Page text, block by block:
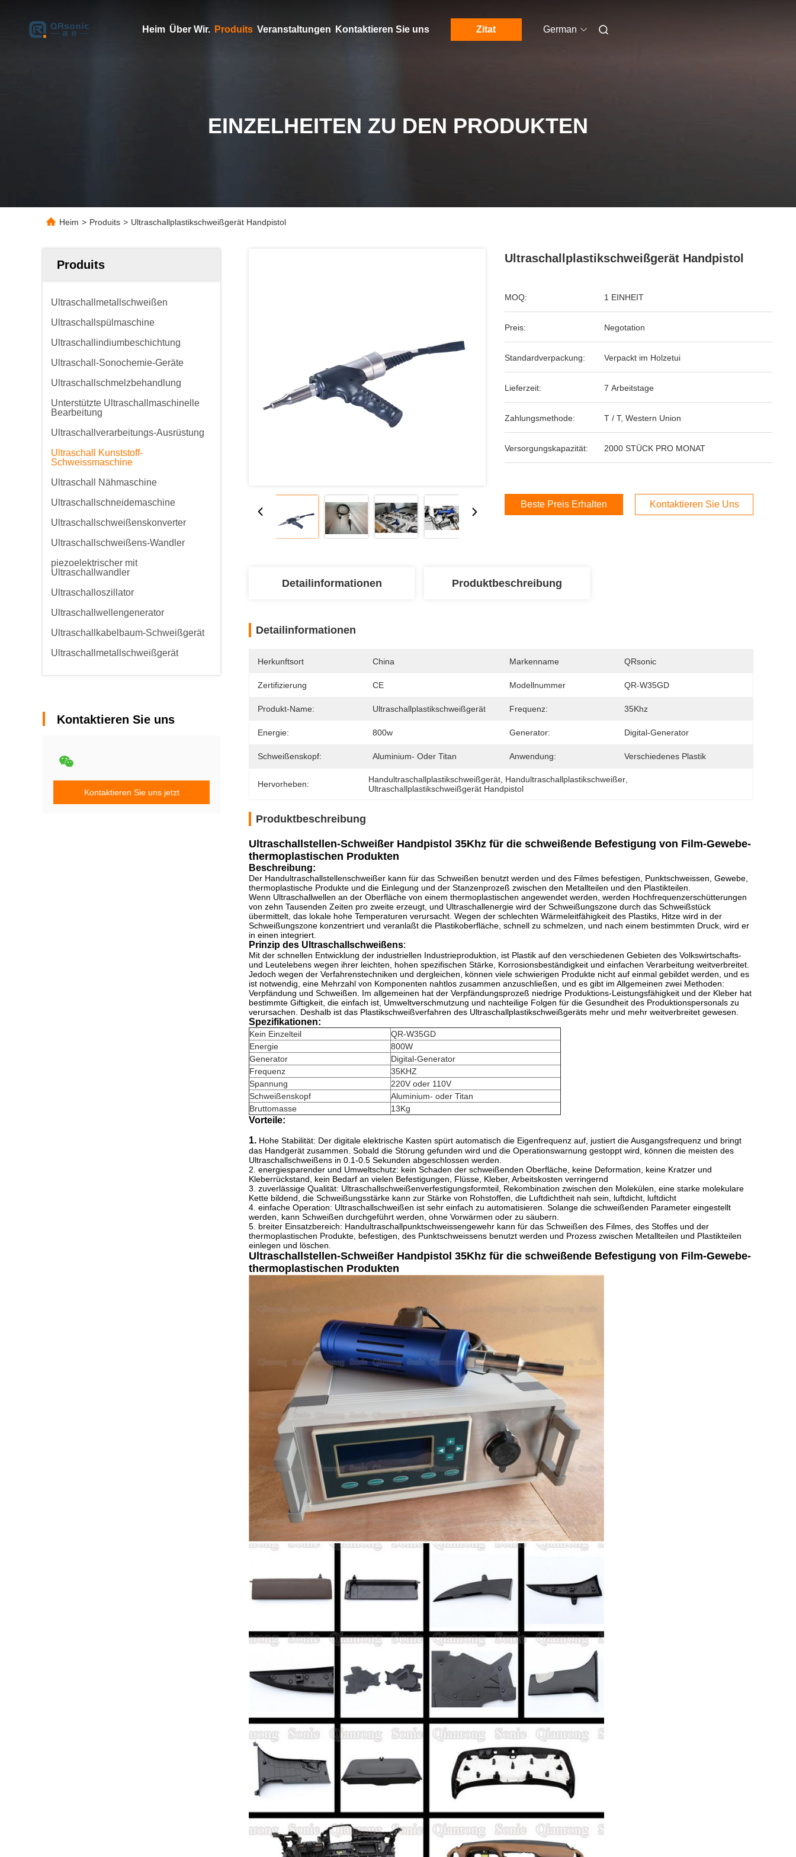
Heim Über Wir. Produits Veranstaltungen Kontaktieren Sie uns Zitat German
EINZELHEITEN ZU DEN PRODUKTEN
Heim > Produits > Ultraschallplastikschweißgerät Handpistol
Produits
Ultraschallmetallschweißen
Ultraschallspülmaschine
Ultraschallindiumbeschichtung
Ultraschall-Sonochemie-Geräte
Ultraschallschmelzbehandlung
Unterstützte Ultraschallmaschinelle
Bearbeitung
Ultraschallverarbeitungs-Ausrüstung
Ultraschall Kunststoff-
Schweissmaschine
Ultraschall Nähmaschine
Ultraschallschneidemaschine
Ultraschallschweißenskonverter
Ultraschallschweißens-Wandler
piezoelektrischer mit
Ultraschallwandler
Ultraschalloszillator
Ultraschallwellengenerator
Ultraschallkabelbaum-Schweißgerät
Ultraschallmetallschweißgerät
Kontaktieren Sie uns
Kontaktieren Sie uns jetzt
Ultraschallplastikschweißgerät Handpistol
MOQ: 1 EINHEIT
Preis: Negotation
Standardverpackung: Verpackt im Holzetui
Lieferzeit: 7 Arbeitstage
Zahlungsmethode: T / T, Western Union
Versorgungskapazität: 2000 STÜCK PRO MONAT
Beste Preis Erhalten Kontaktieren Sie Uns
Detailinformationen Produktbeschreibung
Detailinformationen
Herkunftsort China Markenname QRsonic
Zertifizierung CE Modellnummer QR-W35GD
Produkt-Name: Ultraschallplastikschweißgerät Frequenz: 35Khz
Energie: 800w Generator: Digital-Generator
Schweißenskopf: Aluminium- Oder Titan Anwendung: Verschiedenes Plastik
Hervorheben: Handultraschallplastikschweißgerät Handultraschallplastikschweißer
Ultraschallplastikschweißgerät Handpistol
Produktbeschreibung
Ultraschallstellen-Schweißer Handpistol 35Khz für die schweißende Befestigung von Film-Gewebe-
thermoplastischen Produkten
Beschreibung:
Der Handultraschallstellenschweißer kann für das Schweißen benutzt werden und des Filmes befestigen, Punktschweissen, Gewebe,
thermoplastische Produkte und die Einlegung und der Stanzenprozeß zwischen den Metallteilen und den Plastikteilen.
Wenn Ultraschallwellen an der Oberfläche von einem thermoplastischen angewendet werden, werden Hochfrequenzerschütterungen
von zehn Tausenden Zeiten pro zweite erzeugt, und Ultraschallenergie wird der Schweißungszone durch das Schweißstück
übermittelt, das lokale hohe Temperaturen verursacht. Wegen der schlechten Wärmeleitfähigkeit des Plastiks, Hitze wird in der
Schweißungszone konzentriert und veranlaßt die Plastikoberfläche, schnell zu schmelzen, und nach einem bestimmten Druck, wird er
in einen integriert.
Prinzip des Ultraschallschweißens:
Mit der schnellen Entwicklung der industriellen Industrieproduktion, ist Plastik auf den verschiedenen Gebieten des Volkswirtschafts-
und Leutelebens wegen ihrer leichten, hohen spezifischen Stärke, Korrosionsbeständigkeit und einfachen Verarbeitung weitverbreitet.
Jedoch wegen der Verfahrenstechniken und dergleichen, können viele schwierigen Produkte nicht auf einmal gebildet werden, und es
ist notwendig, eine Mehrzahl von Komponenten nahtlos zusammen anzuschließen, und es gibt im Allgemeinen zwei Methoden:
Verpfändung und Schweißen. Im allgemeinen hat der Verpfändungsprozeß niedrige Produktions-Leistungsfähigkeit und der Kleber hat
bestimmte Giftigkeit, die einfach ist, Umweltverschmutzung und nachteilige Folgen für die Gesundheit des Produktionspersonals zu
verursachen. Deshalb ist das Plastikschweißverfahren des Ultraschallplastikschweißgeräts mehr und mehr weitverbreitet gewesen.
Spezifikationen:
Kein Einzelteil
QR-W35GD
Energie
800W
Generator
Digital-Generator
Frequenz
35KHZ
Spannung
220V oder 110V
Schweißenskopf
Aluminium- oder Titan
Bruttomasse
13Kg
Vorteile:
1. Hohe Stabilität: Der digitale elektrische Kasten spürt automatisch die Eigenfrequenz auf, justiert die Ausgangsfrequenz und bringt
das Handgerät zusammen. Sobald die Störung gefunden wird und die Operationswarnung gestoppt wird, können die meisten des
Ultraschallschweißens in 0.1-0.5 Sekunden abgeschlossen werden.
2. energiesparender und Umweltschutz: kein Schaden der schweißenden Oberfläche, keine Deformation, keine Kratzer und
Kleberrückstand, kein Bedarf an vielen Befestigungen, Flüsse, Kleber, Arbeitskosten verringernd
3. zuverlässige Qualität: Ultraschallschweißenverfestigungsformteil, Rekombination zwischen den Molekülen, eine starke molekulare
Kette bildend, die Schweißungsstärke kann zur Stärke von Rohstoffen, die Luftdichtheit nah sein, luftdicht, luftdicht
4. einfache Operation: Ultraschallschweißen ist sehr einfach zu automatisieren. Solange die schweißenden Parameter eingestellt
werden, kann Schweißen durchgeführt werden, ohne Vorwärmen oder zu säubern.
5. breiter Einsatzbereich: Handultraschallpunktschweissengewehr kann für das Schweißen des Filmes, des Stoffes und der
thermoplastischen Produkte, befestigen, des Punktschweissens benutzt werden und Prozess zwischen Metallteilen und Plastikteilen
einlegen und löschen.
Ultraschallstellen-Schweißer Handpistol 35Khz für die schweißende Befestigung von Film-Gewebe-
thermoplastischen Produkten